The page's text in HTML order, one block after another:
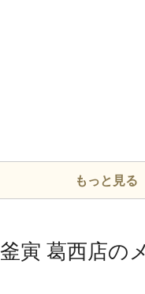
もっと見る
釜寅 葛西店の